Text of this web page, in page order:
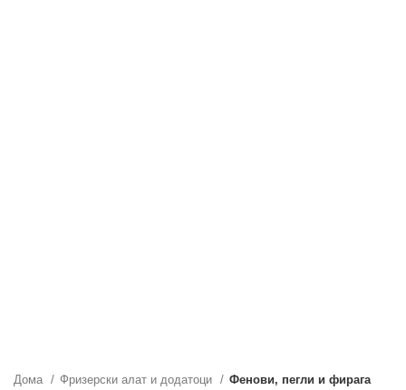
Дома Фризерски алат и додатоци Фенови, пегли и фирага